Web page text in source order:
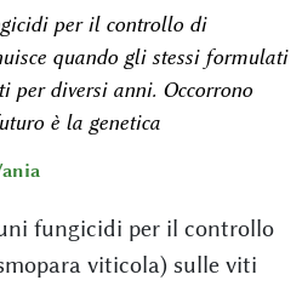
per il controllo di
quando gli stessi formulati
per diversi anni. Occorrono
è la genetica
fungicidi per il controllo
viticola) sulle viti